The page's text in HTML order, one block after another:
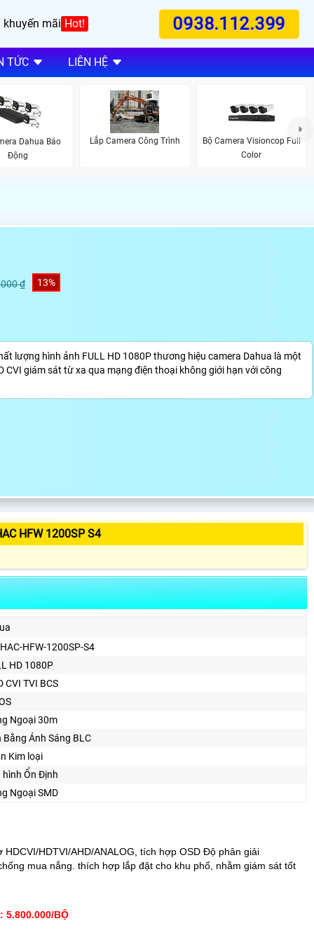
khuyến mãi Hot! 0938.112.399
TỨC LIÊN HỆ
Dahua Báo
Động
Lắp Camera Công Trình
Bộ Camera Visioncop Full
Color
₫ 13%
lượng hình ảnh FULL HD 1080P thương hiệu camera Dahua là một
giám sát từ xa qua mạng điện thoại không giới hạn với công
HFW 1200SP S4
HFW-1200SP-S4
HD 1080P
CVI TVI BCS
Ngoại 30m
Bằng Ánh Sáng BLC
Kim loại
hình Ổn Định
Ngoại SMD
HDTVI/AHD/ANALOG, tích hợp OSD Độ phân giải
mua nắng. thích hợp lắp đặt cho khu phố, nhằm giám sát tốt
5.800.000/BỘ